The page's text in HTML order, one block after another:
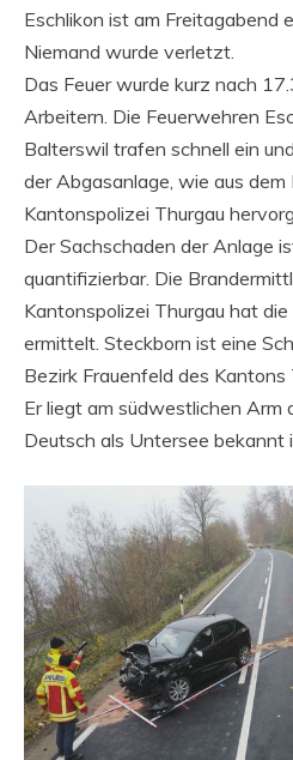
Eschlikon ist am Freitagabend
Niemand wurde verletzt.
Das Feuer wurde kurz nach
Arbeitern. Die Feuerwehren
Balterswil trafen schnell ein
der Abgasanlage, wie aus dem
Kantonspolizei Thurgau
Der Sachschaden der Anlage
quantifizierbar. Die
Kantonspolizei Thurgau hat
ermittelt. Steckborn ist eine
Bezirk Frauenfeld des Kantons
Er liegt am südwestlichen Arm
Deutsch als Untersee bekannt